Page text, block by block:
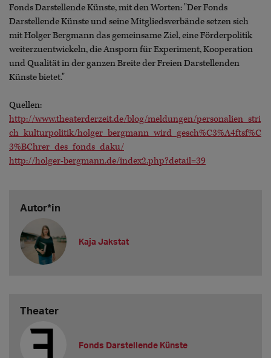
Fonds Darstellende Künste, mit den Worten: "Der Fonds
Darstellende Künste und seine Mitgliedsverbände setzen sich
mit Holger Bergmann das gemeinsame Ziel, eine Förderpolitik
weiterzuentwickeln, die Ansporn für Experiment, Kooperation
und Qualität in der ganzen Breite der Freien Darstellenden
Künste bietet."
Quellen:
http://www.theaterderzeit.de/blog/meldungen/personalien_stri
ch_kulturpolitik/holger_bergmann_wird_gesch%C3%A4ftsf%C
3%BChrer_des_fonds_daku/
http://holger-bergmann.de/index2.php?detail=39
Autor*in
Kaja Jakstat
Theater
Fonds Darstellende Künste